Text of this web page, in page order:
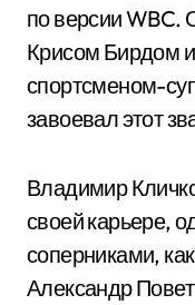
по версии WBC.
Крисом Бирдом
спортсменом-
завоевал этот
Владимир
своей карьере,
соперниками,
Александр